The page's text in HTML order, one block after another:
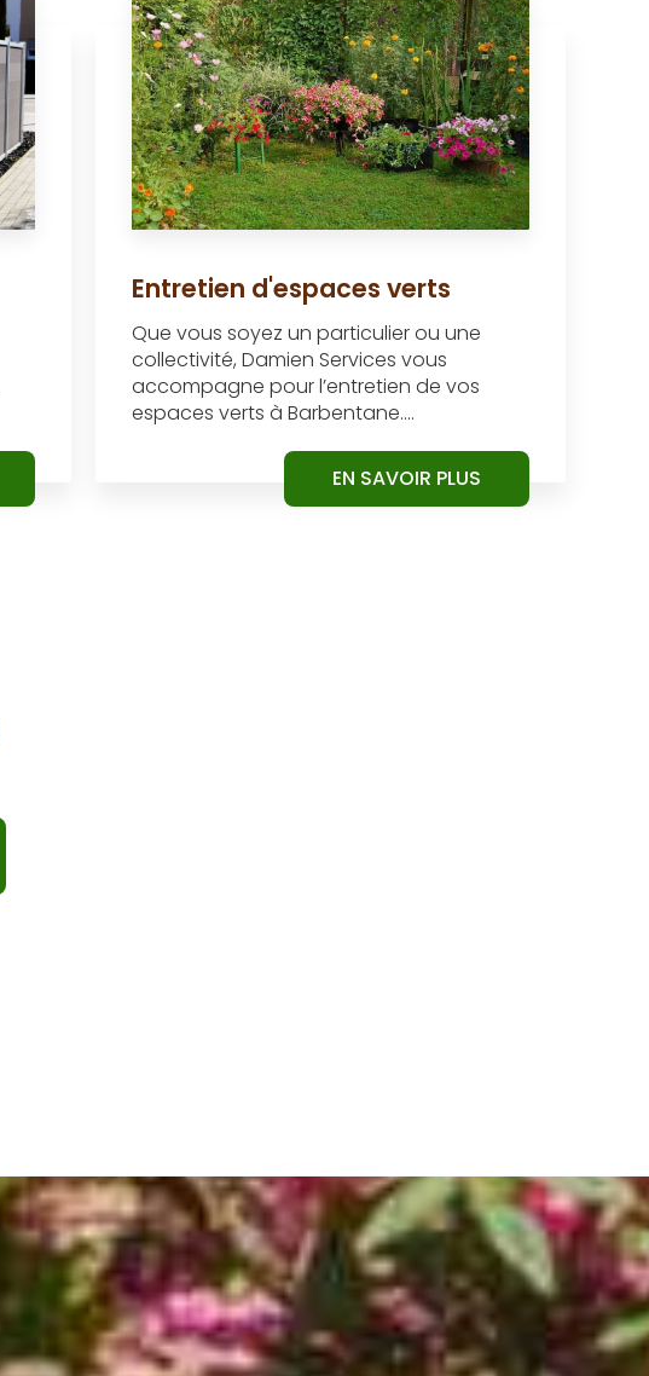
Entretien d'espaces verts
Que vous soyez un particulier ou une
collectivité, Damien Services vous
accompagne pour l’entretien de vos
espaces verts à Barbentane....
EN SAVOIR PLUS